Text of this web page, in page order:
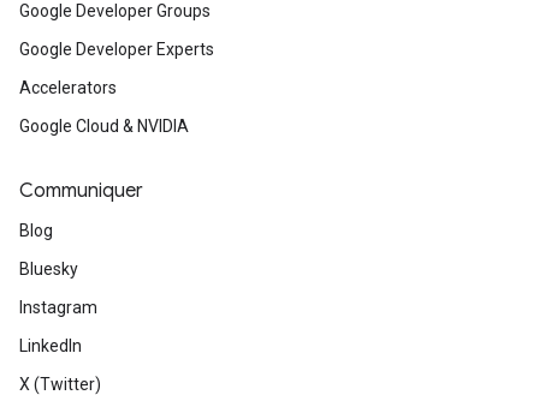
Google Developer Groups
Google Developer Experts
Accelerators
Google Cloud & NVIDIA
Communiquer
Blog
Bluesky
Instagram
LinkedIn
X (Twitter)